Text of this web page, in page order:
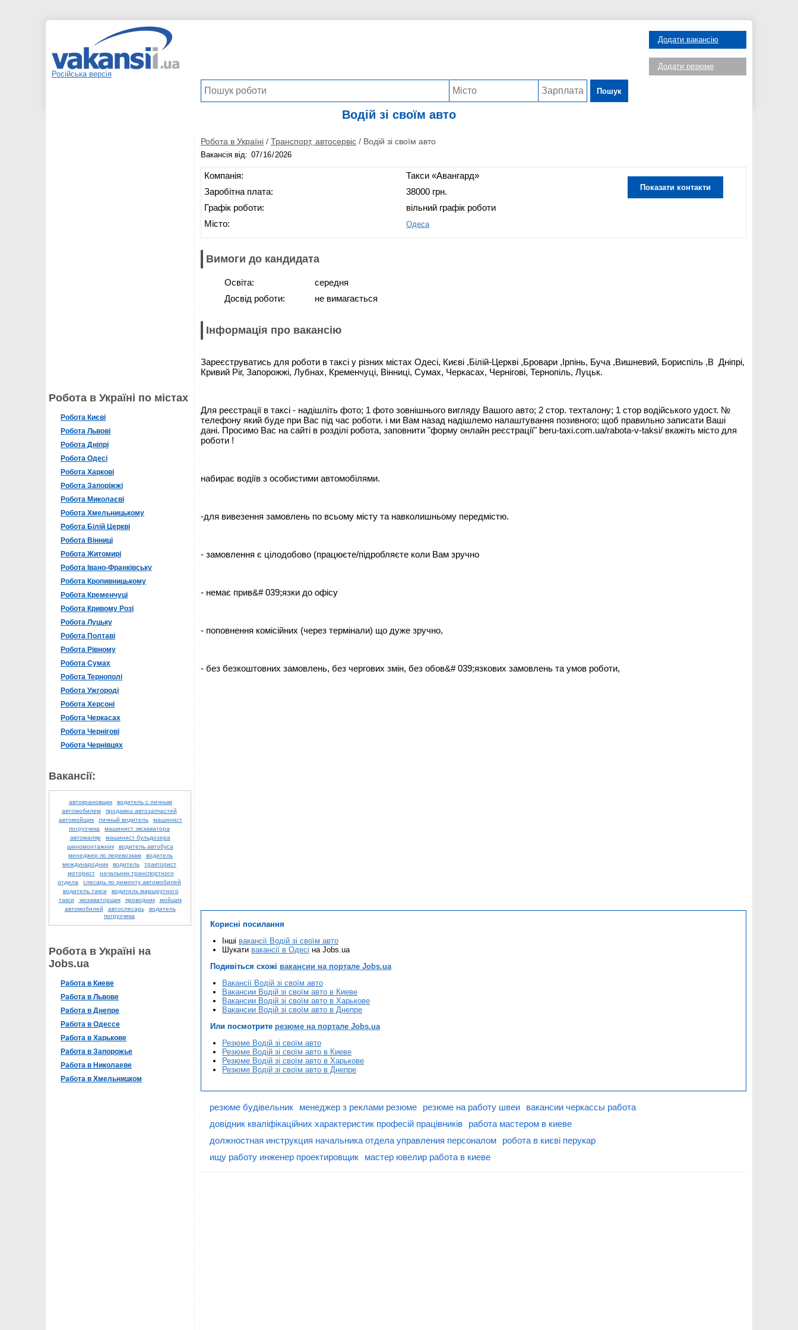
Російська версія
Пошук
Додати вакансію
Додати резюме
Водій зі своїм авто
Робота в Україні по містах
Робота Києві
Робота Львові
Робота Дніпрі
Робота Одесі
Робота Харкові
Робота Запоріжжі
Робота Миколаєві
Робота Хмельницькому
Робота Білій Церкві
Робота Вінниці
Робота Житомирі
Робота Івано-Франківську
Робота Кропивницькому
Робота Кременчуці
Робота Кривому Розі
Робота Луцьку
Робота Полтаві
Робота Рівному
Робота Сумах
Робота Тернополі
Робота Ужгороді
Робота Херсоні
Робота Черкасах
Робота Чернігові
Робота Чернівцях
Вакансії:
автокрановщик
водитель с личным
автомобилем
продавец автозапчастей
автомойщик
личный водитель
машинист
погрузчика
машинист экскаватора
автомаляр
машинист бульдозера
шиномонтажник
водитель автобуса
менеджер по перевозкам
водитель
международник
водитель
тракторист
моторист
начальник транспортного
отдела
слесарь по ремонту автомобилей
водитель такси
водитель маршрутного
такси
экскаваторщик проводник
мойщик
автомобилей
автослесарь
водитель
погрузчика
Робота в Україні на
Jobs.ua
Работа в Киеве
Работа в Львове
Работа в Днепре
Работа в Одессе
Работа в Харькове
Работа в Запорожье
Работа в Николаеве
Работа в Хмельницком
Робота в Україні / Транспорт, автосервіс / Водій зі своїм авто
Вакансія від:
Компанія:
Заробітна плата:
Графік роботи:
Місто:
Такси «Авангард»
38000 грн.
вільний графік роботи
Одеса
Показати контакти
Вимоги до кандидата
Освіта:
Досвід роботи:
середня
не вимагається
Інформація про вакансію
Зареєструватись для роботи в таксі у різних містах Одесі, Києві ,Білій-Церкві ,Бровари ,Ірпінь, Буча ,Вишневий, Бориспіль ,В Дніпрі,
Кривий Ріг, Запорожжі, Лубнах, Кременчуці, Вінниці, Сумах, Черкасах, Чернігові, Тернопіль, Луцьк.
Для реєстрації в таксі - надішліть фото; 1 фото зовнішнього вигляду Вашого авто; 2 стор. техталону; 1 стор водійського удост. №
телефону який буде при Вас під час роботи. і ми Вам назад надішлемо налаштування позивного; щоб правильно записати Ваші
дані. Просимо Вас на сайті в розділі робота, заповнити "форму онлайн реєстрації" beru-taxi.com.ua/rabota-v-taksi/ вкажіть місто для
роботи !
набирає водіїв з особистими автомобілями.
-для вивезення замовлень по всьому місту та навколишньому передмістю.
- замовлення є цілодобово (працюєте/підробляєте коли Вам зручно
- немає прив&# 039;язки до офісу
- поповнення комісійних (через термінали) що дуже зручно,
- без безкоштовних замовлень, без чергових змін, без обов&# 039;язкових замовлень та умов роботи,
Корисні посилання
Інші вакансії Водій зі своїм авто
Шукати вакансії в Одесі на Jobs.ua
Подивіться схожі вакансии на портале Jobs.ua
Вакансії Водій зі своїм авто
Вакансии Водій зі своїм авто в Киеве
Вакансии Водій зі своїм авто в Харькове
Вакансии Водій зі своїм авто в Днепре
Или посмотрите резюме на портале Jobs.ua
Резюме Водій зі своїм авто
Резюме Водій зі своїм авто в Киеве
Резюме Водій зі своїм авто в Харькове
Резюме Водій зі своїм авто в Днепре
резюме будівельник менеджер з реклами резюме резюме на работу швеи
вакансии черкассы работа
довідник кваліфікаційних характеристик професій працівників
работа мастером в киеве
должностная инструкция начальника отдела управления персоналом
робота в києві перукар
ищу работу инженер проектировщик
мастер ювелир работа в киеве